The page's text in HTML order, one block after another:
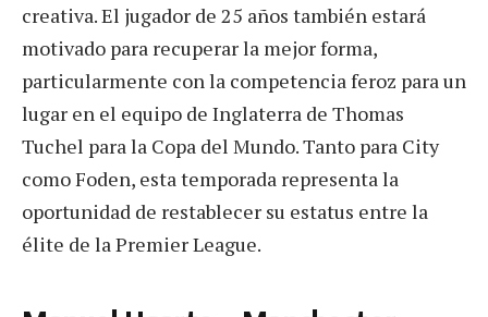
creativa. El jugador de 25 años también estará
motivado para recuperar la mejor forma,
particularmente con la competencia feroz para un
lugar en el equipo de Inglaterra de Thomas
Tuchel para la Copa del Mundo. Tanto para City
como Foden, esta temporada representa la
oportunidad de restablecer su estatus entre la
élite de la Premier League.